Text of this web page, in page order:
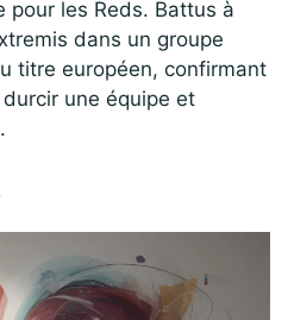
pour les Reds. Battus à
dans un groupe
titre européen, confirmant
durcir une équipe et